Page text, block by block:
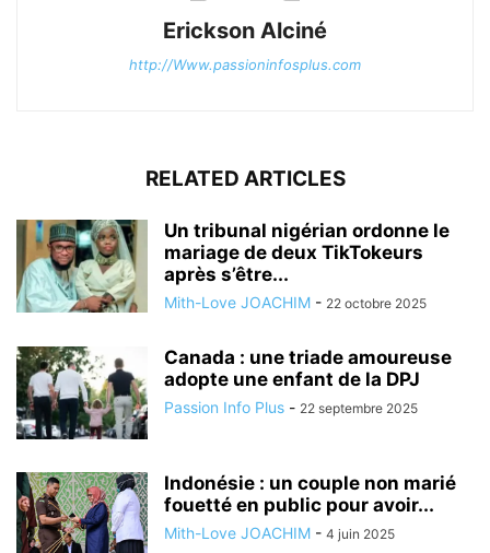
Erickson Alciné
http://Www.passioninfosplus.com
RELATED ARTICLES
Un tribunal nigérian ordonne le
mariage de deux TikTokeurs
après s’être...
Mith-Love JOACHIM - 22 octobre 2025
Canada : une triade amoureuse
adopte une enfant de la DPJ
Passion Info Plus - 22 septembre 2025
Indonésie : un couple non marié
fouetté en public pour avoir...
Mith-Love JOACHIM - 4 juin 2025